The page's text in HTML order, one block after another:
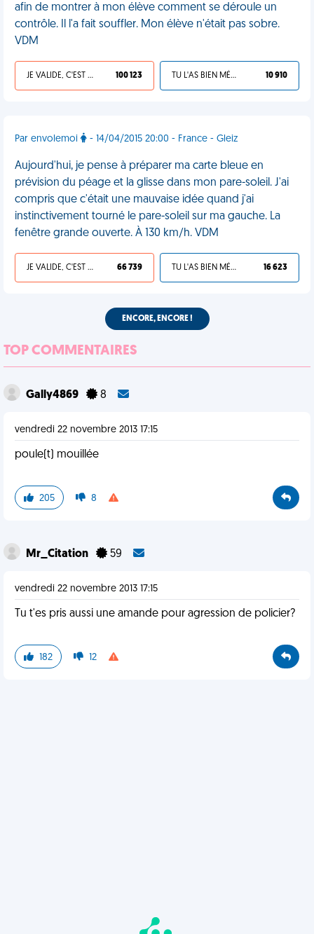
afin de montrer à mon élève comment se déroule un
contrôle. Il l'a fait souffler. Mon élève n'était pas sobre.
VDM
JE VALIDE, C'EST UNE VDM 100 123 TU L'AS BIEN MÉRITÉ 10 910
Par envolemoi - 14/04/2015 20:00 - France - Gleiz
Aujourd'hui, je pense à préparer ma carte bleue en
prévision du péage et la glisse dans mon pare-soleil. J'ai
compris que c'était une mauvaise idée quand j'ai
instinctivement tourné le pare-soleil sur ma gauche. La
fenêtre grande ouverte. À 130 km/h. VDM
JE VALIDE, C'EST UNE VDM 66 739 TU L'AS BIEN MÉRITÉ 16 623
ENCORE, ENCORE !
TOP COMMENTAIRES
Gally4869 8
vendredi 22 novembre 2013 17:15
poule(t) mouillée
205 8
Mr_Citation 59
vendredi 22 novembre 2013 17:15
Tu t'es pris aussi une amande pour agression de policier?
182 12